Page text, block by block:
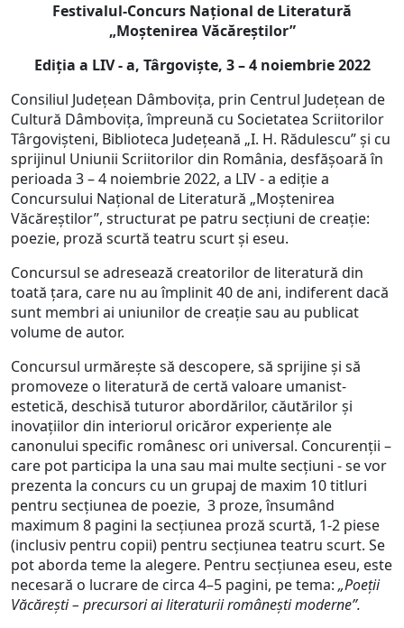
Festivalul-Concurs Naţional de Literatură
„Moştenirea Văcăreştilor”
Ediţia a LIV - a, Târgovişte, 3 – 4 noiembrie 2022
Consiliul Judeţean Dâmboviţa, prin Centrul Judeţean de
Cultură Dâmboviţa, împreună cu Societatea Scriitorilor
Târgovişteni, Biblioteca Judeţeană „I. H. Rădulescu” şi cu
sprijinul Uniunii Scriitorilor din România, desfăşoară în
perioada 3 – 4 noiembrie 2022, a LIV - a ediţie a
Concursului Naţional de Literatură „Moştenirea
Văcăreştilor”, structurat pe patru secţiuni de creaţie:
poezie, proză scurtă teatru scurt şi eseu.
Concursul se adresează creatorilor de literatură din
toată ţara, care nu au împlinit 40 de ani, indiferent dacă
sunt membri ai uniunilor de creaţie sau au publicat
volume de autor.
Concursul urmăreşte să descopere, să sprijine şi să
promoveze o literatură de certă valoare umanist-
estetică, deschisă tuturor abordărilor, căutărilor şi
inovaţiilor din interiorul oricăror experienţe ale
canonului specific românesc ori universal. Concurenţii –
care pot participa la una sau mai multe secţiuni - se vor
prezenta la concurs cu un grupaj de maxim 10 titluri
pentru secţiunea de poezie, 3 proze, însumând
maximum 8 pagini la secţiunea proză scurtă, 1-2 piese
(inclusiv pentru copii) pentru secţiunea teatru scurt. Se
pot aborda teme la alegere. Pentru secţiunea eseu, este
necesară o lucrare de circa 4–5 pagini, pe tema:„Poeții
Văcărești – precursori ai literaturii românești moderne”.